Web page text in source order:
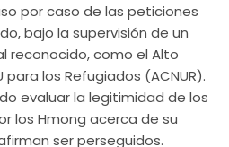
por caso de las peticiones
bajo la supervisión de un
reconocido, como el Alto
los Refugiados (ACNUR).
evaluar la legitimidad de los
los Hmong acerca de su
ser perseguidos.